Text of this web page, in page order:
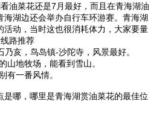
看油菜花还是7月最好，而且在青海湖油
海湖边还会举办自行车环游赛。 青海湖
活动，当时这也很消耗体力，大家要量
路推荐
乃亥，鸟岛镇-沙陀寺，风景最好。
地牧场，能看到雪山。
一番风情。
是哪，哪里是青海湖赏油菜花的最佳位